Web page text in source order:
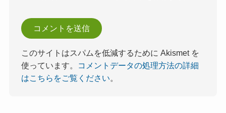
このサイトはスパムを低減するために Akismet を
使っています。
コメントデータの処理方法の詳細
はこちらをご覧ください。